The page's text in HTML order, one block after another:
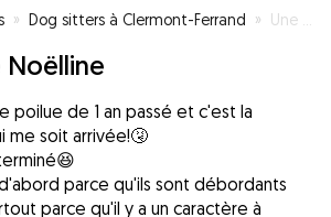
» Dog sitters à Clermont-Ferrand » Une p'tite promenade en attendant votre retour
poilue de 1 an passé et c'est la
me soit arrivée!🤧
parce qu'ils sont débordants
parce qu'il y a un caractère à